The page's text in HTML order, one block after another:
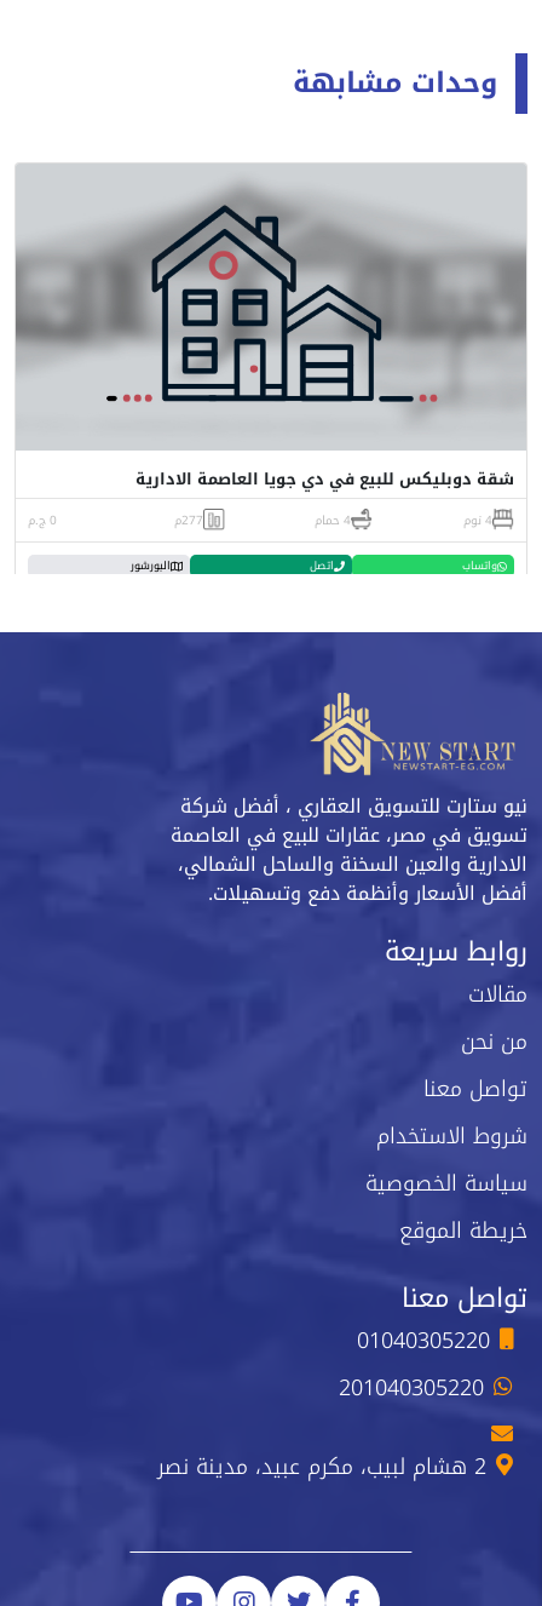
وحدات مشابهة
شقة دوبليكس للبيع في دي جويا العاصمة الادارية
4 نوم 4 حمام 277م 0 ج.م
واتساب اتصل البورشور
نيو ستارت للتسويق العقاري ، أفضل شركة
تسويق في مصر، عقارات للبيع في العاصمة
الادارية والعين السخنة والساحل الشمالي،
أفضل الأسعار وأنظمة دفع وتسهيلات.
روابط سريعة
مقالات
من نحن
تواصل معنا
شروط الاستخدام
سياسة الخصوصية
خريطة الموقع
تواصل معنا
01040305220
201040305220
2 هشام لبيب، مكرم عبيد، مدينة نصر